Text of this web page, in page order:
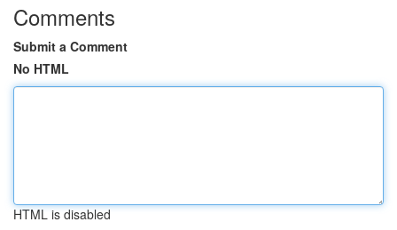
Comments
Submit a Comment
No HTML
HTML is disabled